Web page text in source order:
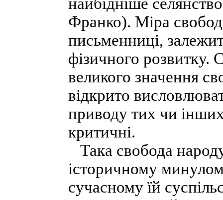
Франко). Міра
письменниці,
фізичного розвитку.
великого значення
відкрито
приводу тих чи
критичні.
Така свобода
історичному
сучасному їй